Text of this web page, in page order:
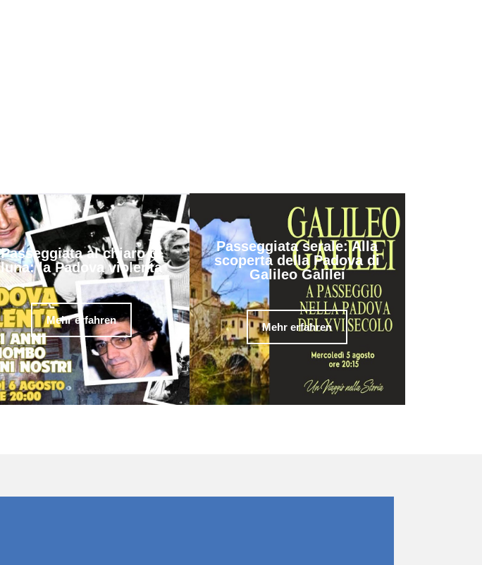
Passeggiata al chiaro di
luna: la Padova violenta
Mehr erfahren
Passeggiata serale: Alla
scoperta della Padova di
Galileo Galilei
Mehr erfahren